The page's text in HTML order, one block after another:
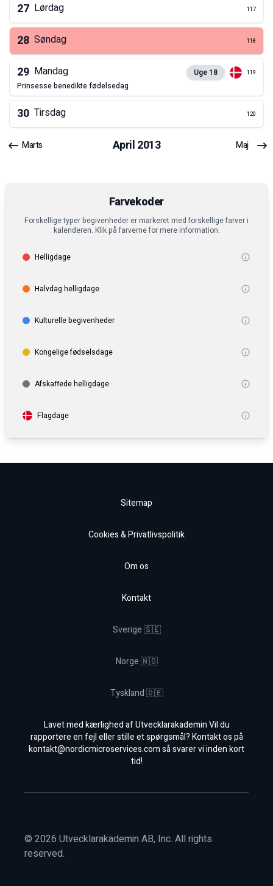
27 Lørdag 117
28 Søndag 118
29 Mandag Uge 18 119
prinsesse benedikte fødelsedag
30 Tirsdag 120
Marts April2013 Maj
Farvekoder
Forskellige typer begivenheder er markeret med forskellige farver i
kalenderen. Klik på farverne for mere information.
Helligdage
Halvdag helligdage
Kulturelle begivenheder
Kongelige fødselsdage
Afskaffede helligdage
Flagdage
Sitemap
Cookies & Privatlivspolitik
Om os
Kontakt
Sverige 🇸🇪
Norge 🇳🇴
Tyskland 🇩🇪
Lavet med kærlighed af Utvecklarakademin Vil du
rapportere en fejl eller stille et spørgsmål? Kontakt os på
kontakt@nordicmicroservices.comså svarer vi inden kort
tid!
© 2026 Utvecklarakademin AB, Inc. All rights
reserved.